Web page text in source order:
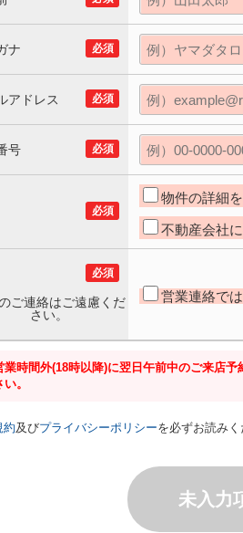
必須
ナ
必須
アドレス
必須
号
必須
物件の詳細
不動産会社
必須
ご連絡はご遠慮くだ
さい。
営業連絡で
業時間外(18時以降)に翌日午前中のご来店
。
約及びプライバシーポリシーを必ずお読み
未入力